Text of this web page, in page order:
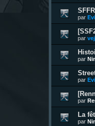
par
par
par
par
par
La
par